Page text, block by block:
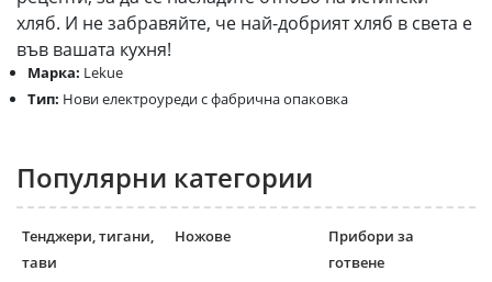
хляб. И не забравяйте, че най-добрият хляб в света е
във вашата кухня!
Марка: Lekue
Тип: Нови електроуреди с фабрична опаковка
Популярни категории
Тенджери, тигани,
тави
Ножове
Прибори за
готвене